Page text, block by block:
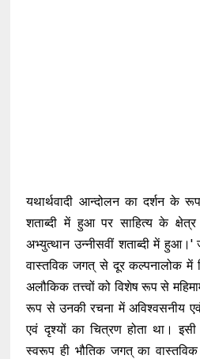
यथार्थवादी आन्दोलन का दर्शन के
शताब्दी में हुआ पर साहित्य के
अभ्युत्थान उन्नीसवीं शताब्दी में हुआ।'
वास्तविक जगत् से दूर कल्पनालोक में
अलौकिक तत्त्वों को विशेष रूप से
रूप से उनकी रचना में अविश्वसनीय
एवं दृश्यों का चित्रण होता था। इसी
स्वरूप ही भौतिक जगत् का